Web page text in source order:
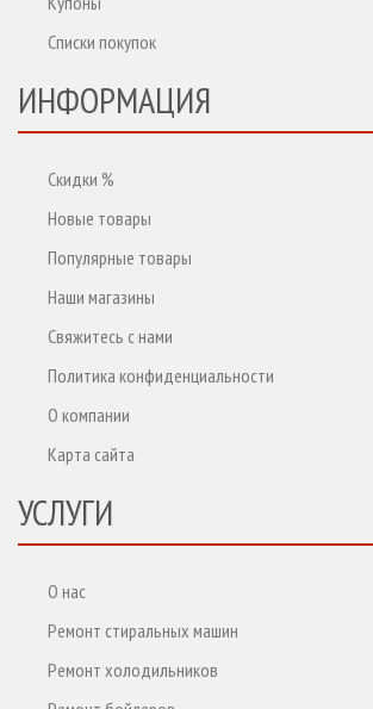
Списки покупок
ИНФОРМАЦИЯ
Скидки %
Новые товары
Популярные товары
Наши магазины
Свяжитесь с нами
Политика конфиденциальности
О компании
Карта сайта
УСЛУГИ
О нас
Ремонт стиральных машин
Ремонт холодильников